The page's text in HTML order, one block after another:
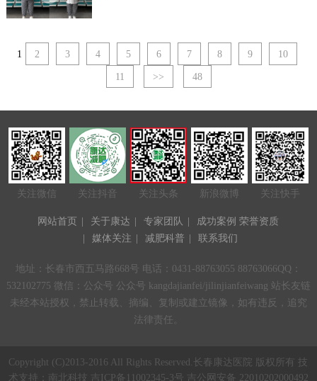
1 2 3 4 5 6 7 8 9 10
11 >> 48
关注微信 关注抖音 关注头条 新浪微博 关注快手
网站首页 关于康达 专家团队 成功案例 荣誉资质
媒体关注 减肥科普 联系我们
地址：长春市西五马路668号 电话：0431-88763055 88763066QQ：
532102775 微信：公众号 公众号 kangdajianfei/jilinjianfeiwang 站长友链
未经本站授权，禁止转载、摘编、复制或建立镜像，如有违反，追究
法律责任。
Copyright (C)2013-2016 All Rights Reserved.长春康达医院 版权所有 技
术支持：
南北科技 吉ICP备11002345-3号 吉公网安备 22010202000492